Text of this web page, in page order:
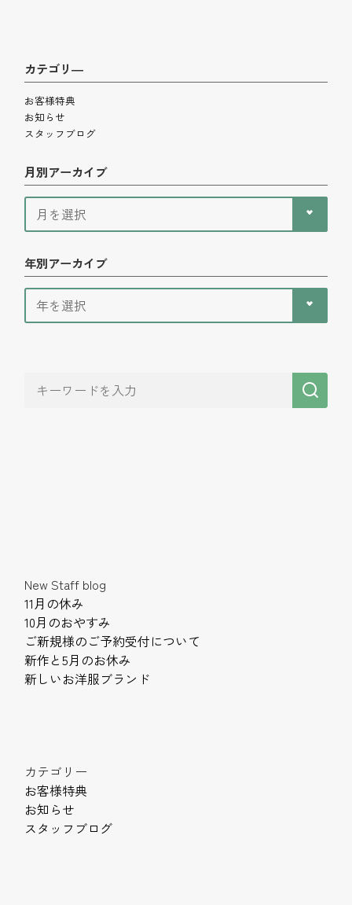
カテゴリ―
お客様特典
お知らせ
スタッフブログ
月別アーカイブ
年別アーカイブ
New Staff blog
11月の休み
10月のおやすみ
ご新規様のご予約受付について
新作と5月のお休み
新しいお洋服ブランド
カテゴリー
お客様特典
お知らせ
スタッフブログ